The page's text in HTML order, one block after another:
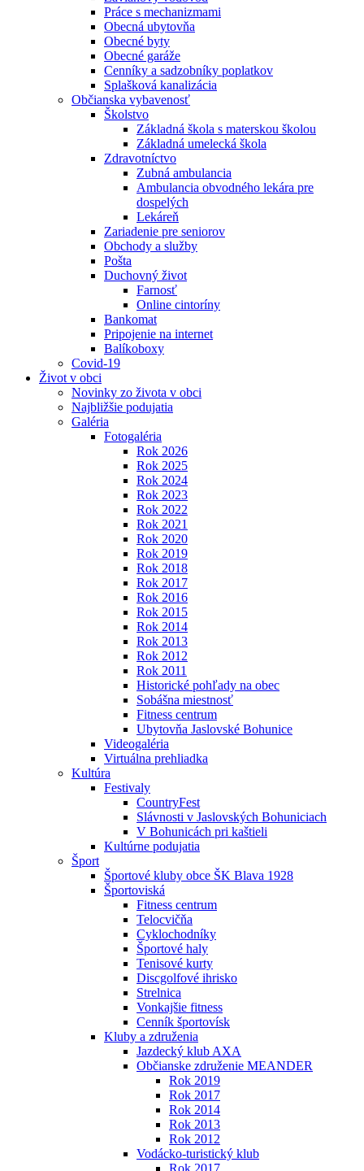
Práce s mechanizmami
Obecná ubytovňa
Obecné byty
Obecné garáže
Cenníky a sadzobníky poplatkov
Splašková kanalizácia
Občianska vybavenosť
Školstvo
Základná škola s materskou školou
Základná umelecká škola
Zdravotníctvo
Zubná ambulancia
Ambulancia obvodného lekára pre
dospelých
Lekáreň
Zariadenie pre seniorov
Obchody a služby
Pošta
Duchovný život
Farnosť
Online cintoríny
Bankomat
Pripojenie na internet
Balíkoboxy
Covid-19
Život v obci
Novinky zo života v obci
Najbližšie podujatia
Galéria
Fotogaléria
Rok 2026
Rok 2025
Rok 2024
Rok 2023
Rok 2022
Rok 2021
Rok 2020
Rok 2019
Rok 2018
Rok 2017
Rok 2016
Rok 2015
Rok 2014
Rok 2013
Rok 2012
Rok 2011
Historické pohľady na obec
Sobášna miestnosť
Fitness centrum
Ubytovňa Jaslovské Bohunice
Videogaléria
Virtuálna prehliadka
Kultúra
Festivaly
CountryFest
Slávnosti v Jaslovských Bohuniciach
V Bohunicách pri kaštieli
Kultúrne podujatia
Šport
Športové kluby obce ŠK Blava 1928
Športoviská
Fitness centrum
Telocvičňa
Cyklochodníky
Športové haly
Tenisové kurty
Discgolfové ihrisko
Strelnica
Vonkajšie fitness
Cenník športovísk
Kluby a združenia
Jazdecký klub AXA
Občianske združenie MEANDER
Rok 2019
Rok 2017
Rok 2014
Rok 2013
Rok 2012
Vodácko-turistický klub
Rok 2017